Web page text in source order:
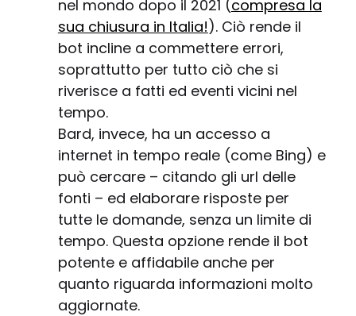
nel mondo dopo il 2021 (compresa la
sua chiusura in Italia!). Ciò rende il
bot incline a commettere errori,
soprattutto per tutto ciò che si
riverisce a fatti ed eventi vicini nel
tempo.
Bard, invece, ha un accesso a
internet in tempo reale (come Bing) e
può cercare – citando gli url delle
fonti – ed elaborare risposte per
tutte le domande, senza un limite di
tempo. Questa opzione rende il bot
potente e affidabile anche per
quanto riguarda informazioni molto
aggiornate.